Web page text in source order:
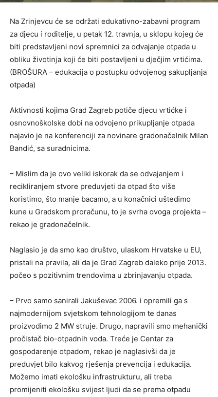
Na Zrinjevcu će se održati edukativno-zabavni program
za djecu i roditelje, u petak 12. travnja, u sklopu kojeg će
biti predstavljeni novi spremnici za odvajanje otpada u
obliku životinja koji će biti postavljeni u dječjim vrtićima.
(BROŠURA – edukacija o postupku odvojenog sakupljanja
otpada)
Aktivnosti kojima Grad Zagreb potiče djecu vrtićke i
osnovnoškolske dobi na odvojeno prikupljanje otpada
najavio je na konferenciji za novinare gradonačelnik Milan
Bandić, sa suradnicima.
– Mislim da je ovo veliki iskorak da se odvajanjem i
recikliranjem stvore preduvjeti da otpad što više
koristimo, što manje bacamo, a u konačnici uštedimo
kune u Gradskom proračunu, to je svrha ovoga projekta –
rekao je gradonačelnik.
Naglasio je da smo kao društvo, ulaskom Hrvatske u EU,
pristali na pravila, ali da je Grad Zagreb daleko prije 2013.
počeo s pozitivnim trendovima u zbrinjavanju otpada.
– Prvo samo sanirali Jakuševac 2006. i opremili ga s
najmodernijom svjetskom tehnologijom te danas
proizvodimo 2 MW struje. Drugo, napravili smo mehanički
pročistač bio-otpadnih voda. Treće je Centar za
gospodarenje otpadom, rekao je naglasivši da je
preduvjet bilo kakvog rješenja prevencija i edukacija.
Možemo imati ekološku infrastrukturu, ali treba
promijeniti ekološku svijest ljudi da se prema otpadu